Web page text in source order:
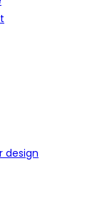
design